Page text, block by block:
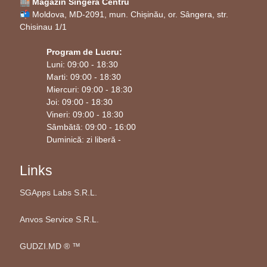
📬 Moldova, MD-2091, mun. Chișinău, or. Sângera, str.
Chisinau 1/1
Program de Lucru:
Luni: 09:00 - 18:30
Marti: 09:00 - 18:30
Miercuri: 09:00 - 18:30
Joi: 09:00 - 18:30
Vineri: 09:00 - 18:30
Sâmbătă: 09:00 - 16:00
Duminică: zi liberă -
Links
SGApps Labs S.R.L.
Anvos Service S.R.L.
GUDZI.MD ®️ ™️